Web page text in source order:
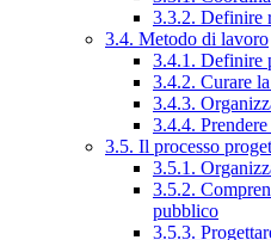
3.3.2. Definire
3.4. Metodo di lavoro
3.4.1. Definire
3.4.2. Curare
3.4.3.
3.4.4.
3.5. Il processo
3.5.1.
3.5.2.
pubblico
3.5.3.